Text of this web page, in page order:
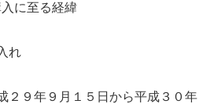
に至る経緯
れ
２９年９月１５日から平成３０年